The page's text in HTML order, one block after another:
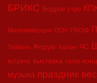
БРИКС Бодрое утро
Минкоммерции ООН ПМЭФ
Тайвань Форум Харбин ЧС
встреча выставка гала-
музыка праздник